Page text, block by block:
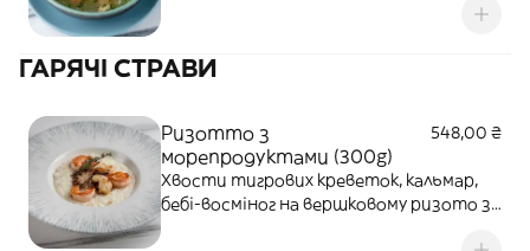
ГАРЯЧІ СТРАВИ
Ризотто з
морепродуктами (300g)
548,00 ₴
Хвости тигрових креветок, кальмар,
бебі-восміног на вершковому ризото з